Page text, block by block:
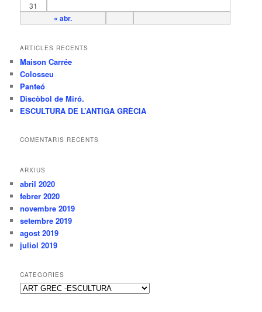
« abr.
31
ARTICLES RECENTS
Maison Carrée
Colosseu
Panteó
Discòbol de Miró.
ESCULTURA DE L’ANTIGA GRÈCIA
COMENTARIS RECENTS
ARXIUS
abril 2020
febrer 2020
novembre 2019
setembre 2019
agost 2019
juliol 2019
CATEGORIES
C